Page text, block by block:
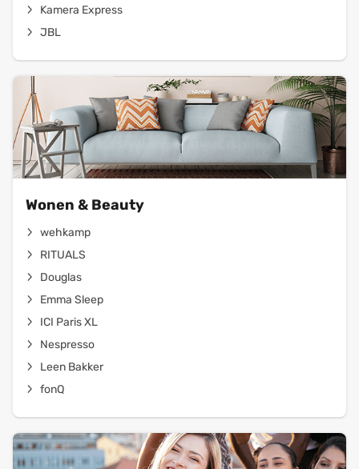
Kamera Express
JBL
Wonen & Beauty
wehkamp
RITUALS
Douglas
Emma Sleep
ICI Paris XL
Nespresso
Leen Bakker
fonQ